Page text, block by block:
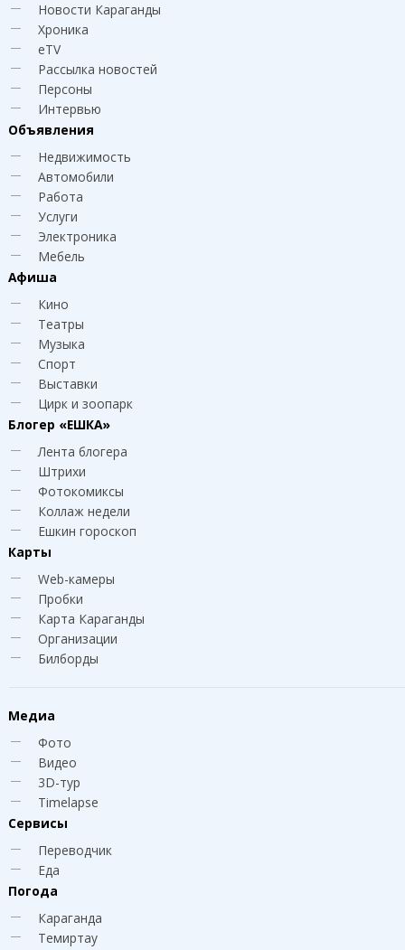
Новости Караганды
Хроника
eTV
Рассылка новостей
Персоны
Интервью
Объявления
Недвижимость
Автомобили
Работа
Услуги
Электроника
Мебель
Афиша
Кино
Театры
Музыка
Спорт
Выставки
Цирк и зоопарк
Блогер «ЕШКА»
Лента блогера
Штрихи
Фотокомиксы
Коллаж недели
Ешкин гороскоп
Карты
Web-камеры
Пробки
Карта Караганды
Организации
Билборды
Медиа
Фото
Видео
3D-тур
Timelapse
Сервисы
Переводчик
Еда
Погода
Караганда
Темиртау